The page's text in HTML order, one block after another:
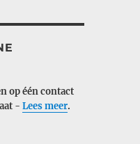
op één contact
- Lees meer.